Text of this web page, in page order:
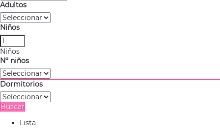
Adultos
Niños
Niños
Nº niños
Dormitorios
Buscar
Lista